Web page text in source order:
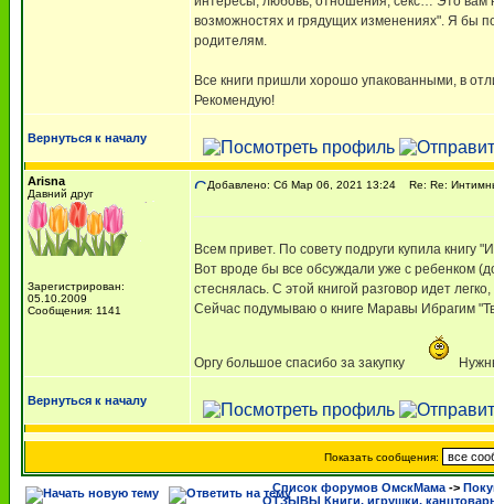
возможностях и грядущих изменениях". Я бы
родителям.
Все книги пришли хорошо упакованными, в
Рекомендую!
Вернуться к началу
Arisna
Давний друг
Зарегистрирован:
05.10.2009
Сообщения: 1141
Добавлено: Сб Мар 06, 2021 13:24 Re: Re:
Всем привет. По совету подруги купила книгу
Вот вроде бы все обсуждали уже с ребенком
стеснялась. С этой книгой разговор идет
Сейчас подумываю о книге Маравы Ибрагим
Оргу большое спасибо за закупку
Вернуться к началу
Показать сообщения:
Список форумов ОмскМама ->
ОТЗЫВЫ Книги, игрушки,